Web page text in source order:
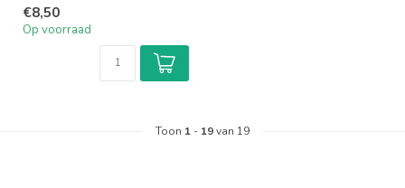
ontwikkeld ...
€8,50
Op voorraad
Toon 1 - 19van 19